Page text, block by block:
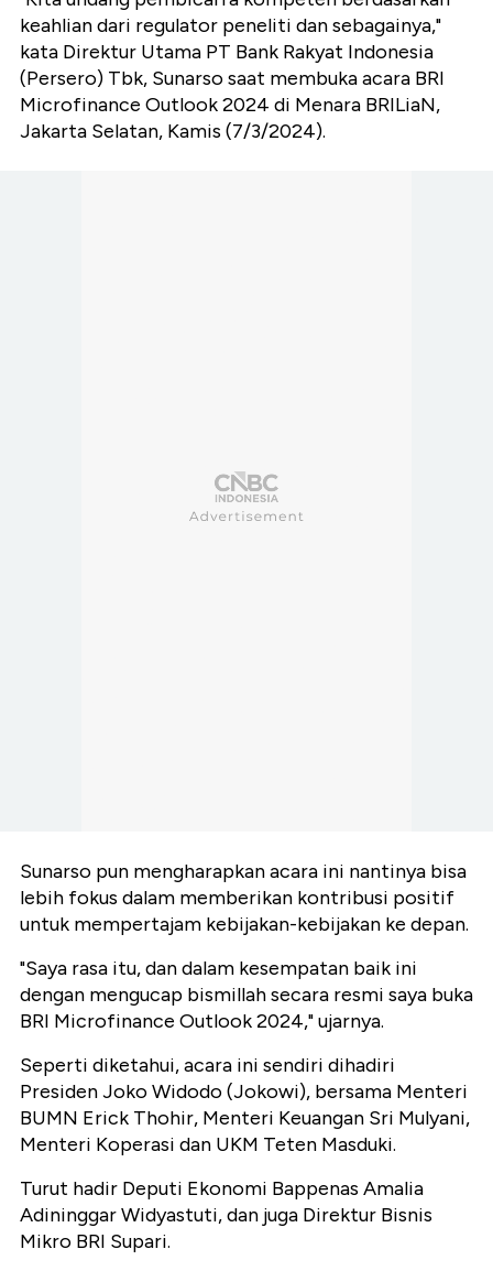
keahlian dari regulator peneliti dan sebagainya,"
kata Direktur Utama PT Bank Rakyat Indonesia
(Persero) Tbk, Sunarsosaat membuka acara BRI
Microfinance Outlook 2024 di Menara BRILiaN,
Jakarta Selatan, Kamis (7/3/2024).
Sunarso pun mengharapkan acara ini nantinya bisa
lebih fokus dalam memberikan kontribusi positif
untuk mempertajam kebijakan-kebijakan ke depan.
"Saya rasa itu, dan dalam kesempatan baik ini
dengan mengucap bismillah secara resmi saya buka
BRI Microfinance Outlook 2024," ujarnya.
Seperti diketahui, acara ini sendiri dihadiri
Presiden Joko Widodo (Jokowi), bersama Menteri
BUMN Erick Thohir, Menteri Keuangan Sri Mulyani,
Menteri Koperasi dan UKM Teten Masduki.
Turut hadir Deputi Ekonomi Bappenas Amalia
Adininggar Widyastuti, dan juga Direktur Bisnis
Mikro BRI Supari.